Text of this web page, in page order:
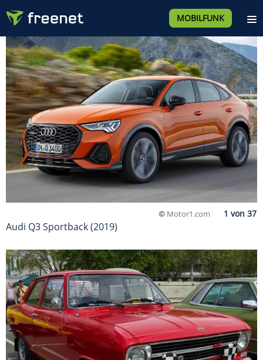
MOBILFUNK
© Motor1.com
Audi Q3 Sportback (2019)